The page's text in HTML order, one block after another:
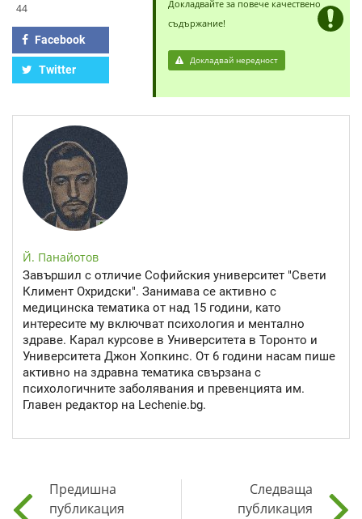
44
Facebook
Twitter
Докладвайте за повече качествено
съдържание!
Докладвай нередност
Й. Панайотов
Завършил с отличие Софийския университет "Свети
Климент Охридски". Занимава се активно с
медицинска тематика от над 15 години, като
интересите му включват психология и ментално
здраве. Карал курсове в Университета в Торонто и
Университета Джон Хопкинс. От 6 години насам пише
активно на здравна тематика свързана с
психологичните заболявания и превенцията им.
Главен редактор на Lechenie.bg.
Предишна
публикация
Следваща
публикация